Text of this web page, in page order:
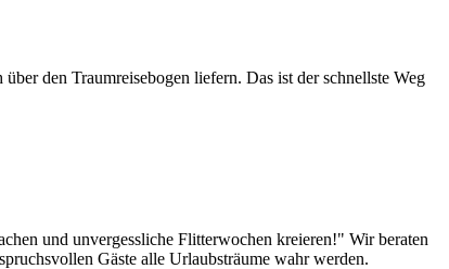
den Traumreisebogen liefern. Das ist der schnellste Weg
und unvergessliche Flitterwochen kreieren!" Wir beraten
Gäste alle Urlaubsträume wahr werden.